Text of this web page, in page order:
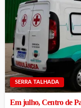
SERRA TALHADA
Em julho, Centro de